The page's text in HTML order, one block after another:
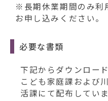
※長期休業期間のみ利
お申し込みください。
必要な書類
下記からダウンロー
こども家庭課および
活課にて配布していま